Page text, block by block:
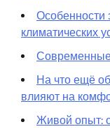
Особенности
климатических
Современные
На что ещё
влияют на
Живой опыт: